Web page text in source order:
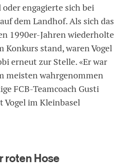
engagierte sich bei
dem Landhof. Als sich das
1990er-Jahren wiederholte
Konkurs stand, waren Vogel
erneut zur Stelle. «Er war
meisten wahrgenommen
FCB-Teamcoach Gusti
Vogel im Kleinbasel
roten Hose